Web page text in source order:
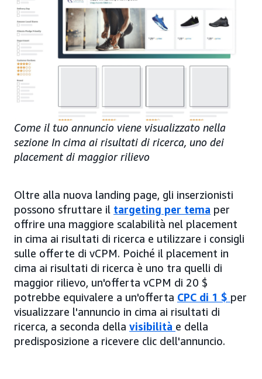
Come il tuo annuncio viene visualizzato nella
sezione In cima ai risultati di ricerca, uno dei
placement di maggior rilievo
Oltre alla nuova landing page, gli inserzionisti
possono sfruttare il targeting per tema per
offrire una maggiore scalabilità nel placement
in cima ai risultati di ricerca e utilizzare i consigli
sulle offerte di vCPM. Poiché il placement in
cima ai risultati di ricerca è uno tra quelli di
maggior rilievo, un'offerta vCPM di 20 $
potrebbe equivalere a un'offerta CPC di 1 $ per
visualizzare l'annuncio in cima ai risultati di
ricerca, a seconda della visibilità e della
predisposizione a ricevere clic dell'annuncio.